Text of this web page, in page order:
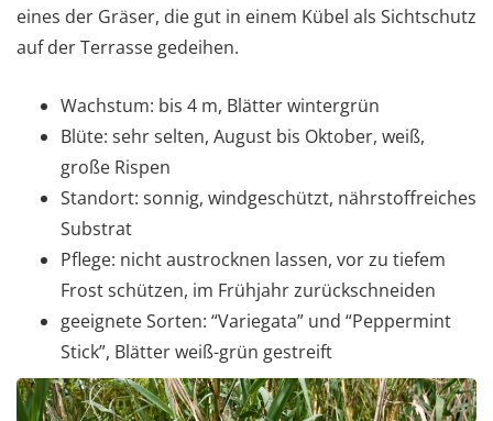
eines der Gräser, die gut in einem Kübel als Sichtschutz
auf der Terrasse gedeihen.
Wachstum: bis 4 m, Blätter wintergrün
Blüte: sehr selten, August bis Oktober, weiß,
große Rispen
Standort: sonnig, windgeschützt, nährstoffreiches
Substrat
Pflege: nicht austrocknen lassen, vor zu tiefem
Frost schützen, im Frühjahr zurückschneiden
geeignete Sorten: “Variegata” und “Peppermint
Stick”, Blätter weiß-grün gestreift